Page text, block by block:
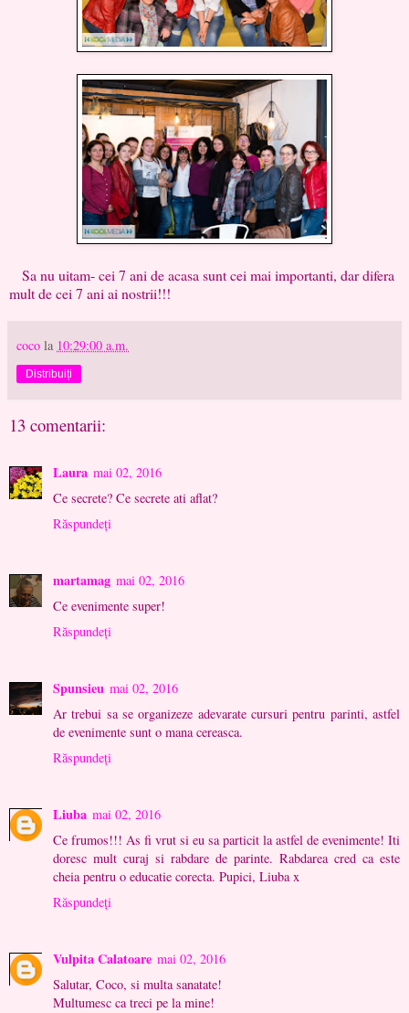
Sa nu uitam- cei 7 ani de acasa sunt cei mai importanti, dar difera
mult de cei 7 ani ai nostrii!!!
coco la 10:29:00 a.m.
Distribuiți
13 comentarii:
Laura mai 02, 2016
Ce secrete? Ce secrete ati aflat?
Răspundeți
martamag mai 02, 2016
Ce evenimente super!
Răspundeți
Spunsieu mai 02, 2016
Ar trebui sa se organizeze adevarate cursuri pentru parinti, astfel
de evenimente sunt o mana cereasca.
Răspundeți
Liuba mai 02, 2016
Ce frumos!!! As fi vrut si eu sa particit la astfel de evenimente! Iti
doresc mult curaj si rabdare de parinte. Rabdarea cred ca este
cheia pentru o educatie corecta. Pupici, Liuba x
Răspundeți
Vulpita Calatoare mai 02, 2016
Salutar, Coco, si multa sanatate!
Multumesc ca treci pe la mine!